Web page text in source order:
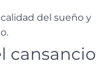
del sueño y
cansancio